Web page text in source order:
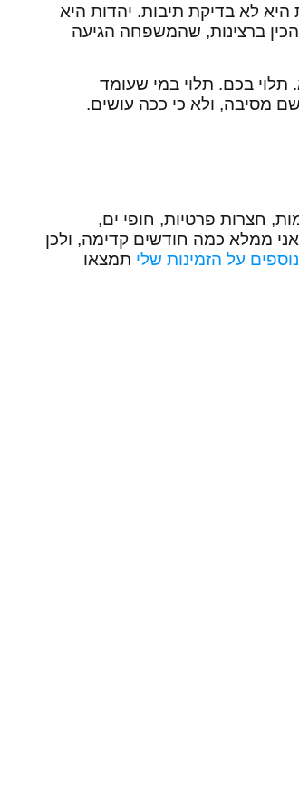
היא לא בדיקת תיבות. יהדות היא
הכין ברצינות, שהמשפחה הגיעה
תלוי בכם. תלוי במי שעומד
מסיבה, ולא כי ככה עושים.
חצרות פרטיות, חופי ים,
ממלא כמה חודשים קדימה, ולכן
על הזמינות שלי תמצאו